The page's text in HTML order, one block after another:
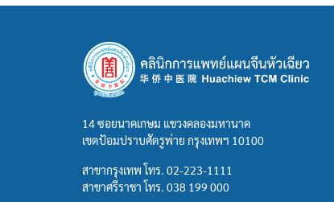
14 ซอยนาคเกษม แขวงคลองมหานาค
เขตป้อมปราบศัตรูพ่าย กรุงเทพฯ 10100
สาขากรุงเทพ โทร. 02-223-1111
สาขาศรีราชา โทร. 038 199 000